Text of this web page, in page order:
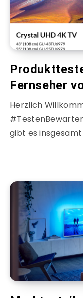
Fernseher
Herzlich
gibt es insgesamt